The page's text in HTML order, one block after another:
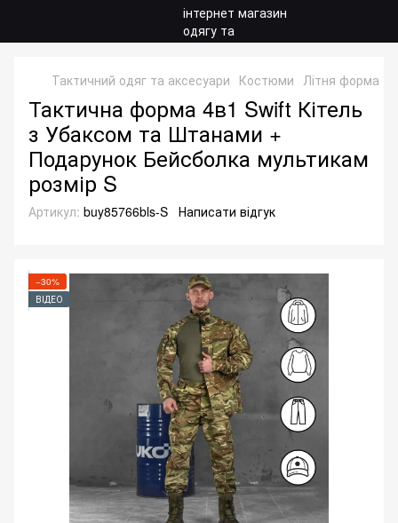
Тактичний одяг та аксесуари Костюми Літня форма
Тактична форма 4в1 Swift Кітель
з Убаксом та Штанами +
Подарунок Бейсболка мультикам
розмір S
Артикул: buy85766bls-S Написати відгук
−30%
ВІДЕО